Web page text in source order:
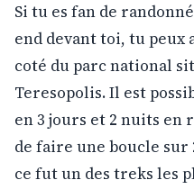
Si tu es fan de
end devant toi, tu
coté du parc national
Teresopolis. Il est
en 3 jours et 2 nuits en
de faire une boucle
ce fut un des treks les